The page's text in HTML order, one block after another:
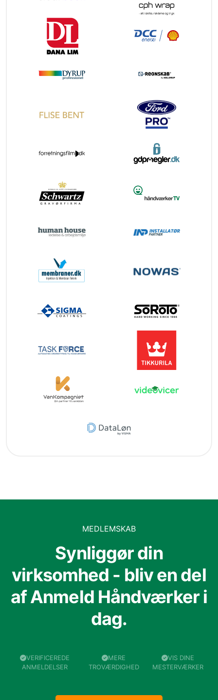
MEDLEMSKAB
Synliggør din
virksomhed - bliv en del
af Anmeld Håndværker i
dag.
VERIFICEREDE
ANMELDELSER
MERE
TROVÆRDIGHED
VIS DINE
MESTERVÆRKER